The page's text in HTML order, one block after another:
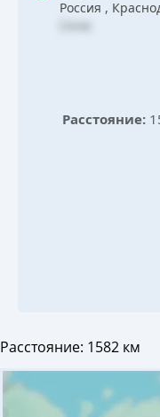
Россия ,
Сочи
Расстояние:
Расстояние: 1582 км